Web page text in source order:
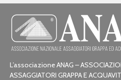
L’associazione ANAG –
ASSAGGIATORI GRAPPA E